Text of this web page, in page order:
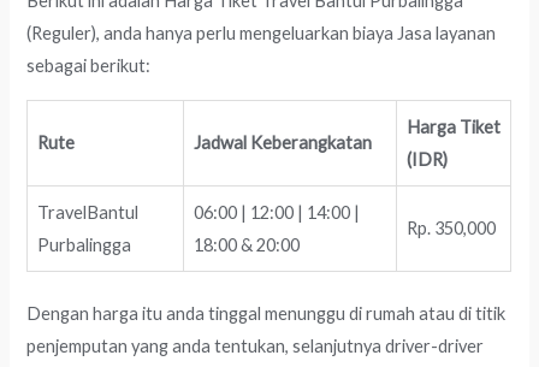
(Reguler), anda hanya perlu mengeluarkan biaya Jasa layanan
sebagai berikut:
Rute Jadwal Keberangkatan
Harga Tiket
(IDR)
TravelBantul
Purbalingga
06:00 | 12:00 | 14:00 |
18:00 & 20:00
Rp. 350,000
Dengan harga itu anda tinggal menunggu di rumah atau di titik
penjemputan yang anda tentukan, selanjutnya driver-driver